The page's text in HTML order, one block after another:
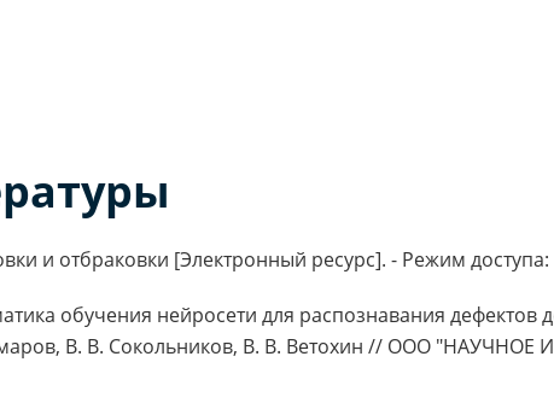
и отбраковки [Электронный ресурс]. - Режим
обучения нейросети для распознавания дефектов
В. В. Сокольников, В. В. Ветохин // ООО "НАУЧНОЕ